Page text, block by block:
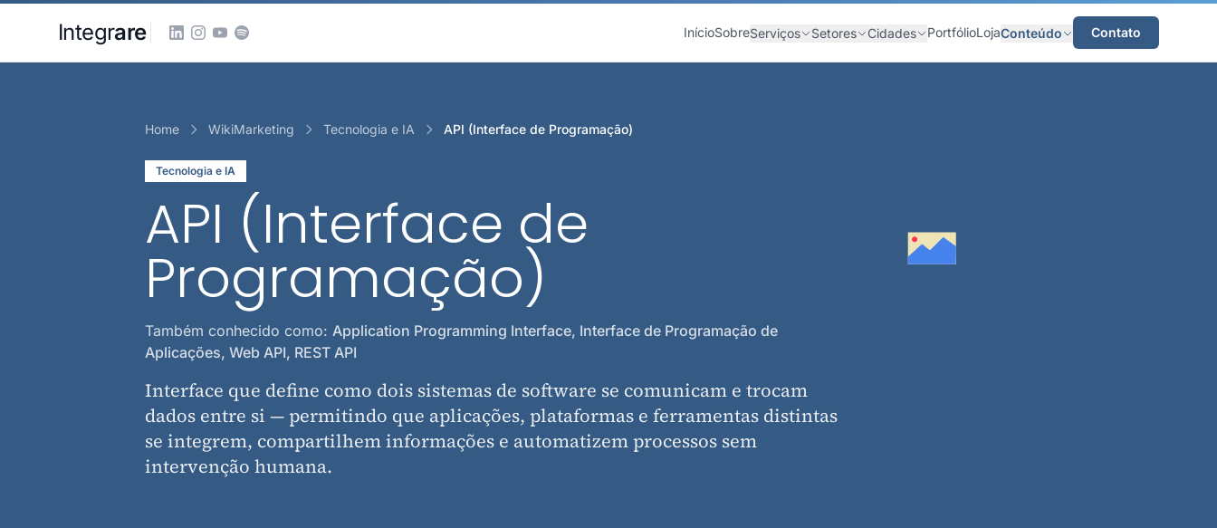
Integrare InícioSobreServiços Setores Cidades PortfólioLojaConteúdo Contato
Home WikiMarketing Tecnologia e IA API (Interface de Programação)
Tecnologia e IA
API (Interface de
Programação)
Também conhecido como: Application Programming Interface, Interface de Programação de
Aplicações, Web API, REST API
Interface que define como dois sistemas de software se comunicam e trocam
dados entre si — permitindo que aplicações, plataformas e ferramentas distintas
se integrem, compartilhem informações e automatizem processos sem
intervenção humana.